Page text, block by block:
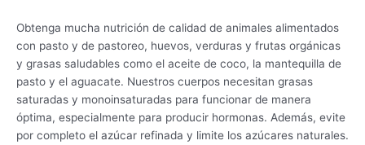
Obtenga mucha nutrición de calidad de animales alimentados
con pasto y de pastoreo, huevos, verduras y frutas orgánicas
y grasas saludables como el aceite de coco, la mantequilla de
pasto y el aguacate. Nuestros cuerpos necesitan grasas
saturadas y monoinsaturadas para funcionar de manera
óptima, especialmente para producir hormonas. Además, evite
por completo el azúcar refinada y limite los azúcares naturales.